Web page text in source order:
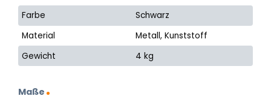
Farbe
Schwarz
Material
Metall, Kunststoff
Gewicht
4 kg
Maße